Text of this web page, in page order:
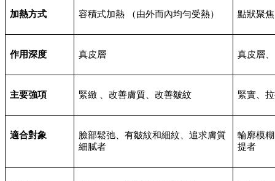
加熱方式 容積式加熱 （由外而內均勻受熱） 點狀聚
作用深度 真皮層 真皮層
主要強項 緊緻 、改善膚質、改善皺紋 緊實、
適合對象
臉部鬆弛、有皺紋和細紋、追求膚質
細膩者
輪廓模
提者